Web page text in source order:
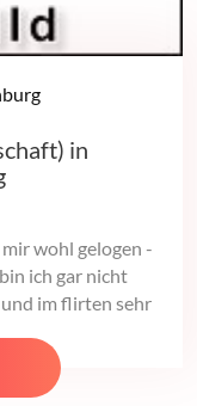
in
wohl gelogen -
ich gar nicht
im flirten sehr